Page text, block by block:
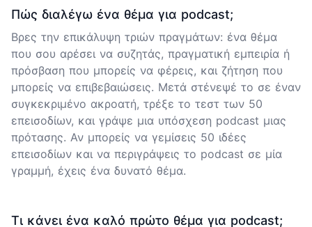
Πώς διαλέγω ένα θέμα για podcast;
Βρες την επικάλυψη τριών πραγμάτων: ένα θέμα
που σου αρέσει να συζητάς, πραγματική εμπειρία ή
πρόσβαση που μπορείς να φέρεις, και ζήτηση που
μπορείς να επιβεβαιώσεις. Μετά στένεψέ το σε έναν
συγκεκριμένο ακροατή, τρέξε το τεστ των 50
επεισοδίων, και γράψε μια υπόσχεση podcast μιας
πρότασης. Αν μπορείς να γεμίσεις 50 ιδέες
επεισοδίων και να περιγράψεις το podcast σε μία
γραμμή, έχεις ένα δυνατό θέμα.
Τι κάνει ένα καλό πρώτο θέμα για podcast;